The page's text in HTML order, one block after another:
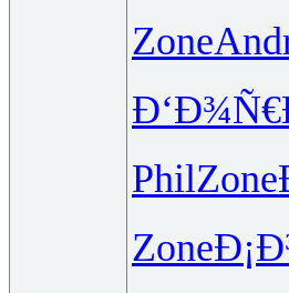
Zone
PhilZone
Zone